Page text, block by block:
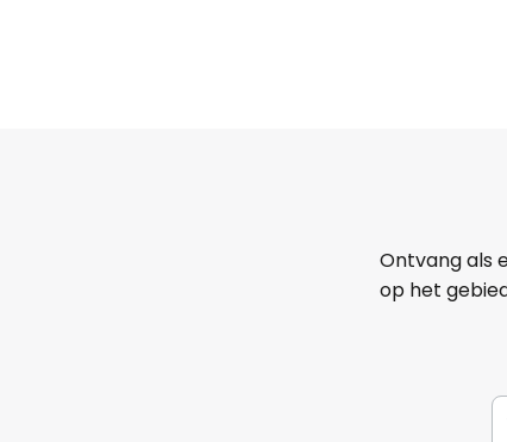
Ontvang als
op het